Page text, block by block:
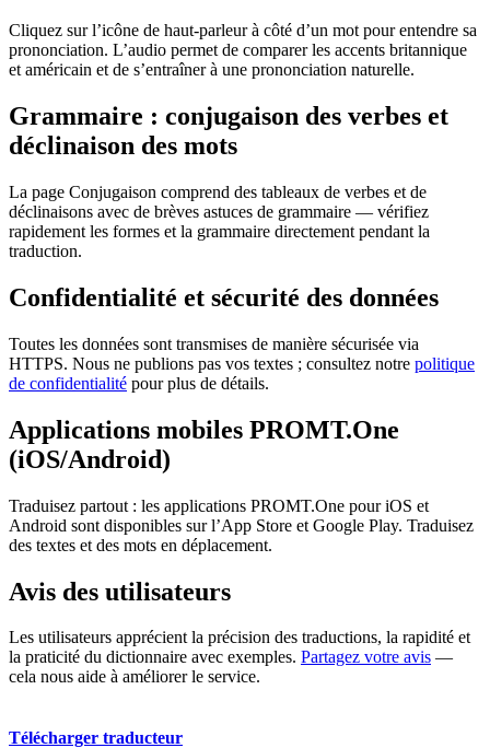
Cliquez sur l’icône de haut-parleur à côté d’un mot pour entendre sa
prononciation. L’audio permet de comparer les accents britannique
et américain et de s’entraîner à une prononciation naturelle.
Grammaire : conjugaison des verbes et
déclinaison des mots
La page Conjugaison comprend des tableaux de verbes et de
déclinaisons avec de brèves astuces de grammaire — vérifiez
rapidement les formes et la grammaire directement pendant la
traduction.
Confidentialité et sécurité des données
Toutes les données sont transmises de manière sécurisée via
HTTPS. Nous ne publions pas vos textes ; consultez notre politique
de confidentialité pour plus de détails.
Applications mobiles PROMT.One
(iOS/Android)
Traduisez partout : les applications PROMT.One pour iOS et
Android sont disponibles sur l’App Store et Google Play. Traduisez
des textes et des mots en déplacement.
Avis des utilisateurs
Les utilisateurs apprécient la précision des traductions, la rapidité et
la praticité du dictionnaire avec exemples. Partagez votre avis —
cela nous aide à améliorer le service.
Télécharger traducteur